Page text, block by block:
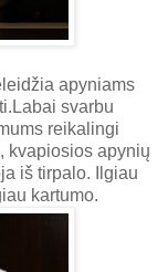
apyniams
svarbu
reikalingi
kvapiosios apynių
iš tirpalo. Ilgiau
kartumo.